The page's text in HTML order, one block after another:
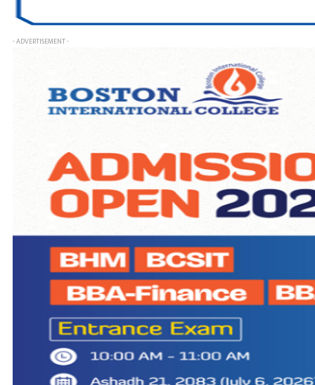
- ADVERTISEMENT -